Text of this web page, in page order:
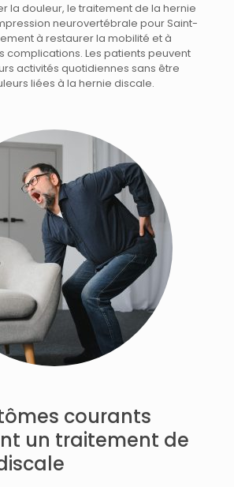
la douleur, le traitement de la hernie
neurovertébrale pour Saint-
à restaurer la mobilité et à
complications. Les patients peuvent
activités quotidiennes sans être
liées à la hernie discale.
courants
un traitement de